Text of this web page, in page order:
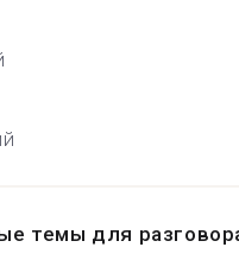
темы для